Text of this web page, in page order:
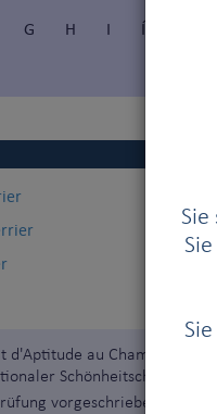
Sie
G H I Í
d'Aptitude au Championnat
Schönheitschampion“)
vorgeschrieben